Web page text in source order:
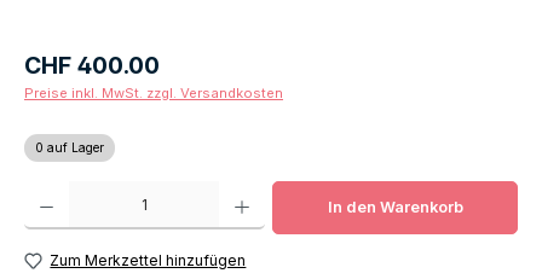
Regulärer Preis:
CHF 400.00
Preise inkl. MwSt. zzgl. Versandkosten
0 auf Lager
Produkt Anzahl: Gib den gewünschten Wert ein oder benutze die
In den Warenkorb
Zum Merkzettel hinzufügen